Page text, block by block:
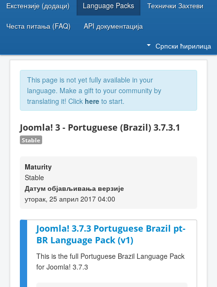
Екстензије (додаци) Language Packs Технички Захтеви
Честа питања (FAQ) API документација
Српски ћирилица
This page is not yet fully available in your
language. Make a gift to your community by
translating it! Click here to start.
Joomla! 3 - Portuguese (Brazil) 3.7.3.1
Stable
Maturity
Stable
Датум објављивања верзије
уторак, 25 април 2017 04:00
Joomla! 3.7.3 Portuguese Brazil pt-
BR Language Pack (v1)
This is the full Portuguese Brazil Language Pack
for Joomla! 3.7.3